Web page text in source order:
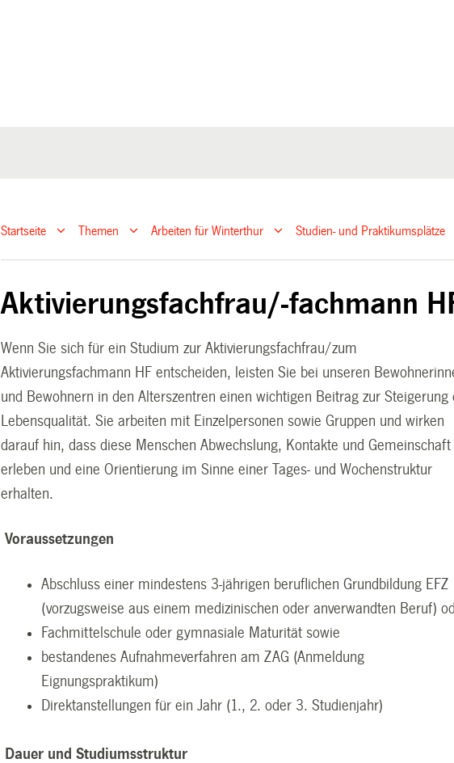
Startseite Themen Arbeiten für Winterthur Studien- und Praktikumsplätze
Aktivierungsfachfrau/-fachmann
Wenn Sie sich für ein Studium zur Aktivierungsfachfrau/zum
Aktivierungsfachmann HF entscheiden, leisten Sie bei unseren
und Bewohnern in den Alterszentren einen wichtigen Beitrag zur Steigerung
Lebensqualität. Sie arbeiten mit Einzelpersonen sowie Gruppen und wirken
darauf hin, dass diese Menschen Abwechslung, Kontakte und Gemeinschaft
erleben und eine Orientierung im Sinne einer Tages- und Wochenstruktur
erhalten.
Voraussetzungen
Abschluss einer mindestens 3-jährigen beruflichen Grundbildung EFZ
(vorzugsweise aus einem medizinischen oder anverwandten Beruf)
Fachmittelschule oder gymnasiale Maturität sowie
bestandenes Aufnahmeverfahren am ZAG (Anmeldung
Eignungspraktikum)
Direktanstellungen für ein Jahr (1., 2. oder 3. Studienjahr)
Dauer und Studiumsstruktur